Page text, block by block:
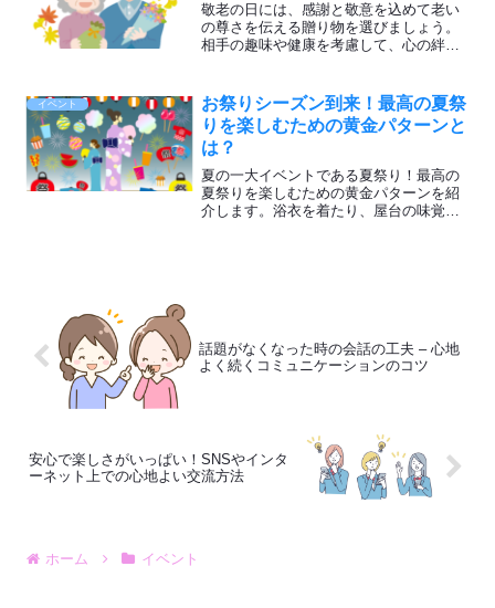
敬老の日には、感謝と敬意を込めて老い
の尊さを伝える贈り物を選びましょう。
相手の趣味や健康を考慮して、心の絆を
伝えます。
イベント
お祭りシーズン到来！最高の夏祭
りを楽しむための黄金パターンと
は？
夏の一大イベントである夏祭り！最高の
夏祭りを楽しむための黄金パターンを紹
介します。浴衣を着たり、屋台の味覚を
話題がなくなった時の会話の工夫 – 心地
よく続くコミュニケーションのコツ
安心で楽しさがいっぱい！SNSやインタ
ーネット上での心地よい交流方法
ホーム イベント